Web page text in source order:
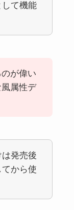
て機能
が偉い
属性デ
発売後
から使